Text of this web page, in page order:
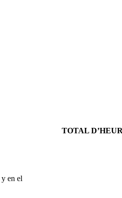
TOTAL
y en el